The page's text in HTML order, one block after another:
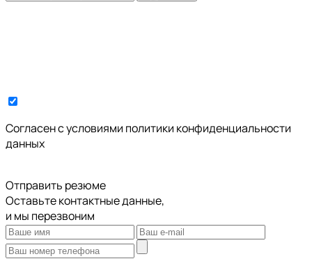
Cогласен с условиями политики конфиденциальности
данных
Отправить резюме
Оставьте контактные данные,
и мы перезвоним